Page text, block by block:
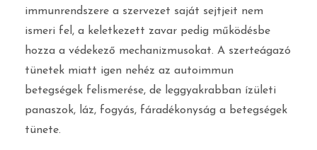
immunrendszere a szervezet saját sejtjeit nem
ismeri fel, a keletkezett zavar pedig működésbe
hozza a védekező mechanizmusokat. A szerteágazó
tünetek miatt igen nehéz az autoimmun
betegségek felismerése, de leggyakrabban ízületi
panaszok, láz, fogyás, fáradékonyság a betegségek
tünete.